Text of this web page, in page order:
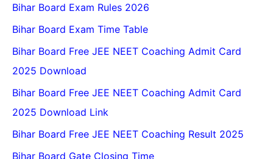
Bihar Board Exam Rules 2026
Bihar Board Exam Time Table
Bihar Board Free JEE NEET Coaching Admit Card
2025 Download
Bihar Board Free JEE NEET Coaching Admit Card
2025 Download Link
Bihar Board Free JEE NEET Coaching Result 2025
Bihar Board Gate Closing Time